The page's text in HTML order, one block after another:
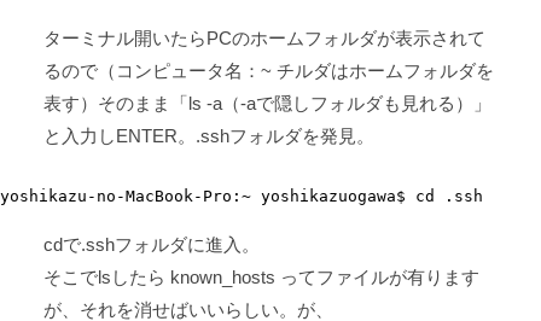
ターミナル開いたらPCのホームフォルダが表示されて
るので（コンピュータ名：~ チルダはホームフォルダを
表す）そのまま「ls -a（-aで隠しフォルダも見れる）」
と入力しENTER。.sshフォルダを発見。
yoshikazu-no-MacBook-Pro:~ yoshikazuogawa$ cd .ssh
cdで.sshフォルダに進入。
そこでlsしたら known_hosts ってファイルが有ります
が、それを消せばいいらしい。が、